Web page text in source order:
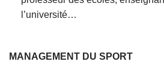
l’université…
MANAGEMENT DU SPORT